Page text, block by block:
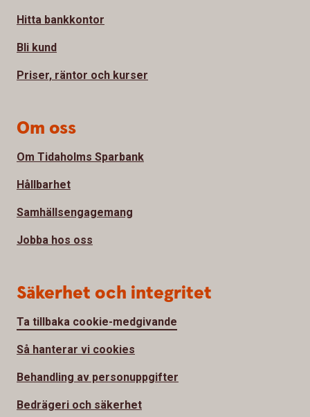
Hitta bankkontor
Bli kund
Priser, räntor och kurser
Om oss
Om Tidaholms Sparbank
Hållbarhet
Samhällsengagemang
Jobba hos oss
Säkerhet och integritet
Ta tillbaka cookie-medgivande
Så hanterar vi cookies
Behandling av personuppgifter
Bedrägeri och säkerhet